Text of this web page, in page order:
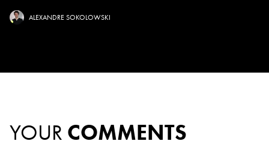
ALEXANDRE SOKOLOWSKI
YOUR COMMENTS